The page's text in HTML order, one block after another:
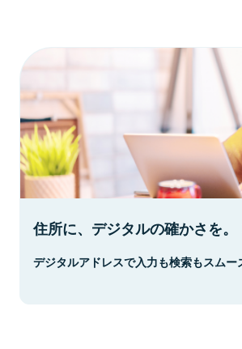
住所に、デジタルの確かさを。
デジタルアドレスで入力も検索もスムー